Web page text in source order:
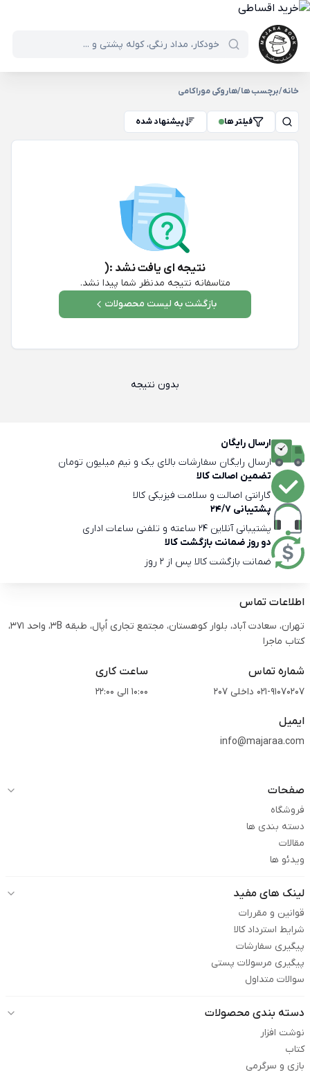
خانه/برچسب ها/هاروکی موراکامی
فیلتر ها پیشنهاد شده
نتیجه ای یافت نشد :(
متاسفانه نتیجه مدنظر شما پیدا نشد.
بازگشت به لیست محصولات
بدون نتیجه
ارسال رایگان
ارسال رایگان سفارشات بالای یک و نیم میلیون تومان
تضمین اصالت کالا
گارانتی اصالت و سلامت فیزیکی کالا
پشتیبانی 24/7
پشتیبانی آنلاین 24 ساعته و تلفنی ساعات اداری
دو روز ضمانت بازگشت کالا
ضمانت بازگشت کالا پس از 2 روز
اطلاعات تماس
تهران، سعادت آباد، بلوار کوهستان، مجتمع تجاری اُپال، طبقه 3B، واحد 371،
کتاب ماجرا
شماره تماس
021-91070207 داخلی 207
ساعت کاری
10:00 الی 22:00
ایمیل
info@majaraa.com
صفحات
فروشگاه
دسته بندی ها
مقالات
ویدئو ها
لینک های مفید
قوانین و مقررات
شرایط استرداد کالا
پیگیری سفارشات
پیگیری مرسولات پستی
سوالات متداول
دسته بندی محصولات
نوشت افزار
کتاب
بازی و سرگرمی